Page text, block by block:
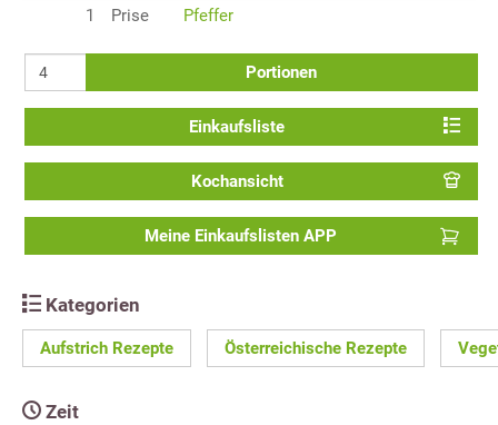
1
Prise Pfeffer
Portionen
Einkaufsliste
Kochansicht
Meine Einkaufslisten APP
Kategorien
Aufstrich Rezepte Österreichische Rezepte
Zeit